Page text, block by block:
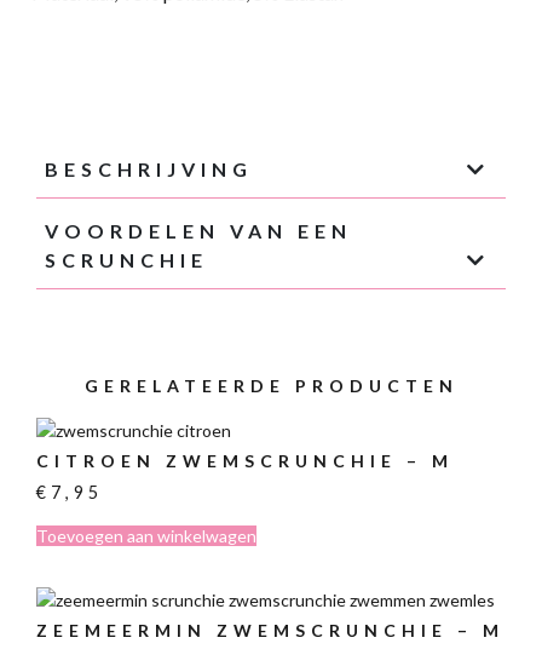
BESCHRIJVING
VOORDELEN VAN EEN
SCRUNCHIE
GERELATEERDE PRODUCTEN
CITROEN ZWEMSCRUNCHIE – M
€ 7,95
Toevoegen aan winkelwagen
ZEEMEERMIN ZWEMSCRUNCHIE – M